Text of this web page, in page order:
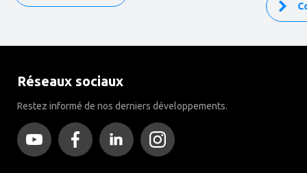
Réseaux sociaux
Restez informé de nos derniers développements.